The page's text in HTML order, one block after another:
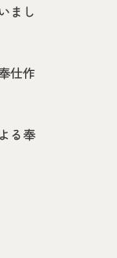
まし
仕作
る奉